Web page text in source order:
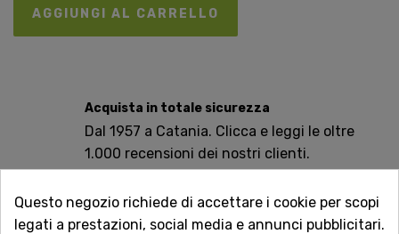
AGGIUNGI AL CARRELLO
Acquista in totale sicurezza
Dal 1957 a Catania. Clicca e leggi le oltre
1.000 recensioni dei nostri clienti.
Consegna in tutta Italia in 5 giorni
Questo negozio richiede di accettare i cookie per scopi
legati a prestazioni, social media e annunci pubblicitari.